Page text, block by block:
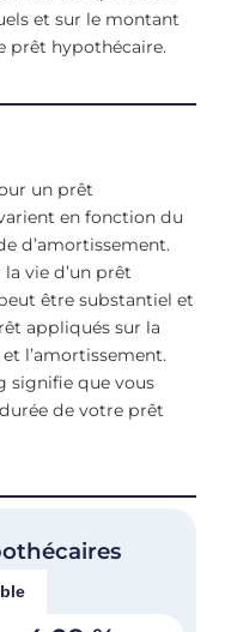
et sur le montant
prêt hypothécaire.
un prêt
en fonction du
d’amortissement.
vie d’un prêt
être substantiel et
appliqués sur la
l’amortissement.
signifie que vous
de votre prêt